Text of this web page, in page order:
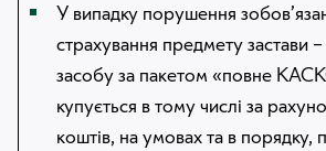
У випадку порушення
страхування предмету застави
засобу за пакетом «повне
купується в тому числі за
коштів, на умовах та в порядку,